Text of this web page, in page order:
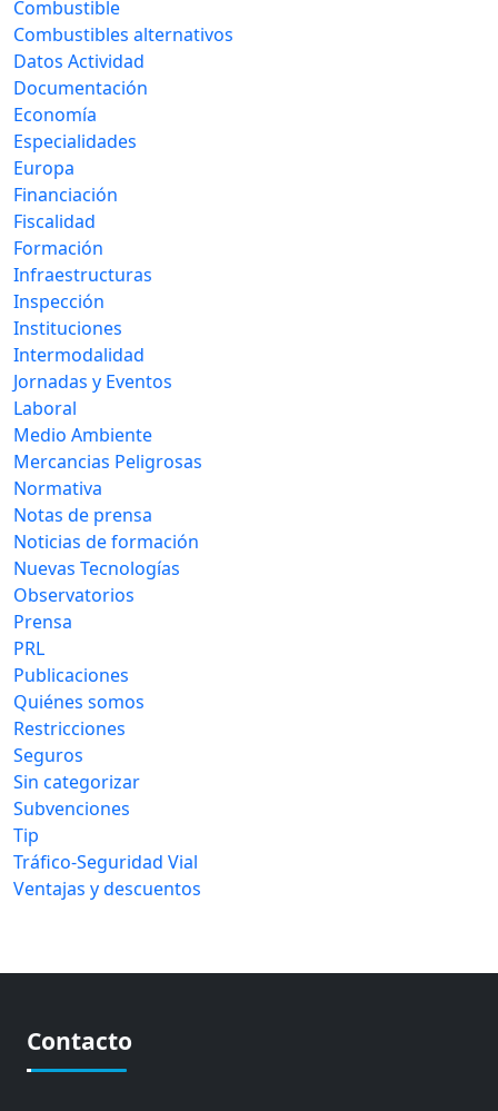
Combustible
Combustibles alternativos
Datos Actividad
Documentación
Economía
Especialidades
Europa
Financiación
Fiscalidad
Formación
Infraestructuras
Inspección
Instituciones
Intermodalidad
Jornadas y Eventos
Laboral
Medio Ambiente
Mercancias Peligrosas
Normativa
Notas de prensa
Noticias de formación
Nuevas Tecnologías
Observatorios
Prensa
PRL
Publicaciones
Quiénes somos
Restricciones
Seguros
Sin categorizar
Subvenciones
Tip
Tráfico-Seguridad Vial
Ventajas y descuentos
Contacto